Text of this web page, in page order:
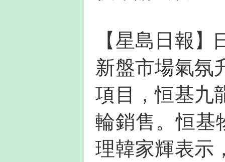
【星島日報
新盤市場氣氛
項目，恒基九
輪銷售。恒基
理韓家輝表示